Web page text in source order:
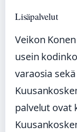
Lisäpalvelut
Veikon
usein
varaosia
palvelut ovat